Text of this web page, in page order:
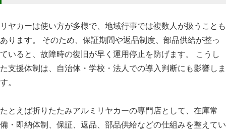
リヤカーは使い方が多様で、地域行事では複数人が扱うことも
あります。 そのため、保証期間や返品制度、部品供給が整っ
ていると、故障時の復旧が早く運用停止を防げます。 こうし
た支援体制は、自治体・学校・法人での導入判断にも影響しま
す。
たとえば折りたたみアルミリヤカーの専門店として、在庫常
備・即納体制、保証、返品、部品供給などの仕組みを整えてい